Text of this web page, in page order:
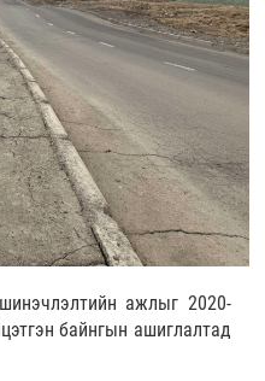
ажлыг 2020-
байнгын ашиглалтад